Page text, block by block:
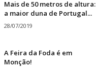
Mais de 50 metros de altura:
a maior duna de Portugal...
28/07/2019
A Feira da Foda é em
Monção!